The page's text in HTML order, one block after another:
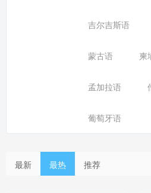
吉尔吉斯语
蒙古语 柬
孟加拉语
葡萄牙语
最新 最热 推荐